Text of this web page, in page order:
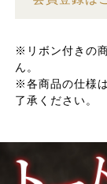
※リボン付きの
ん。
※各商品の仕様
了承ください。